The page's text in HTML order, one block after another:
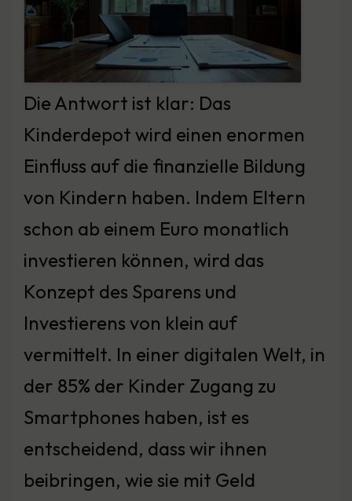
Die Antwort ist klar: Das
Kinderdepot wird einen enormen
Einfluss auf die finanzielle Bildung
von Kindern haben. Indem Eltern
schon ab einem Euro monatlich
investieren können, wird das
Konzept des Sparens und
Investierens von klein auf
vermittelt. In einer digitalen Welt, in
der 85% der Kinder Zugang zu
Smartphones haben, ist es
entscheidend, dass wir ihnen
beibringen, wie sie mit Geld